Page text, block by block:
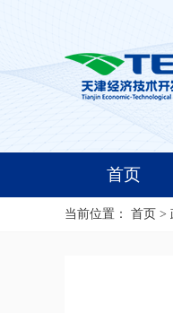
首页
当前位置： 首页 >